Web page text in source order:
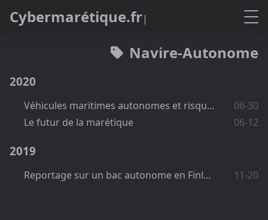
Cybermarétique.fr
Navire-Autonome
2020
Véhicules maritimes autonomes et risques cyber
06-30
Le futur de la marétique
06-12
2019
Reportage sur un bac autonome en Finlande 11-20